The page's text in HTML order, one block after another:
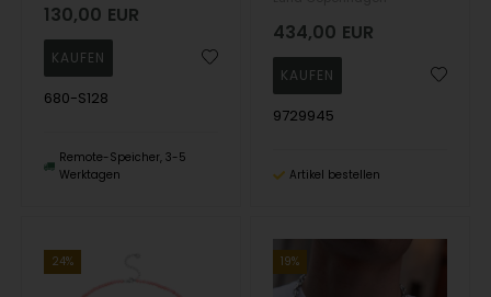
130,00 EUR
680-S128
Remote-Speicher, 3-5
Werktagen
434,00 EUR
9729945
Artikel bestellen
24% 19%